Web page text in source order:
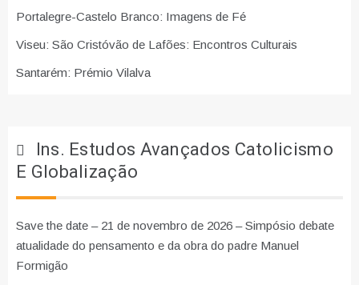
Portalegre-Castelo Branco: Imagens de Fé
Viseu: São Cristóvão de Lafões: Encontros Culturais
Santarém: Prémio Vilalva
Ins. Estudos Avançados Catolicismo
E Globalização
Save the date – 21 de novembro de 2026 – Simpósio debate
atualidade do pensamento e da obra do padre Manuel
Formigão